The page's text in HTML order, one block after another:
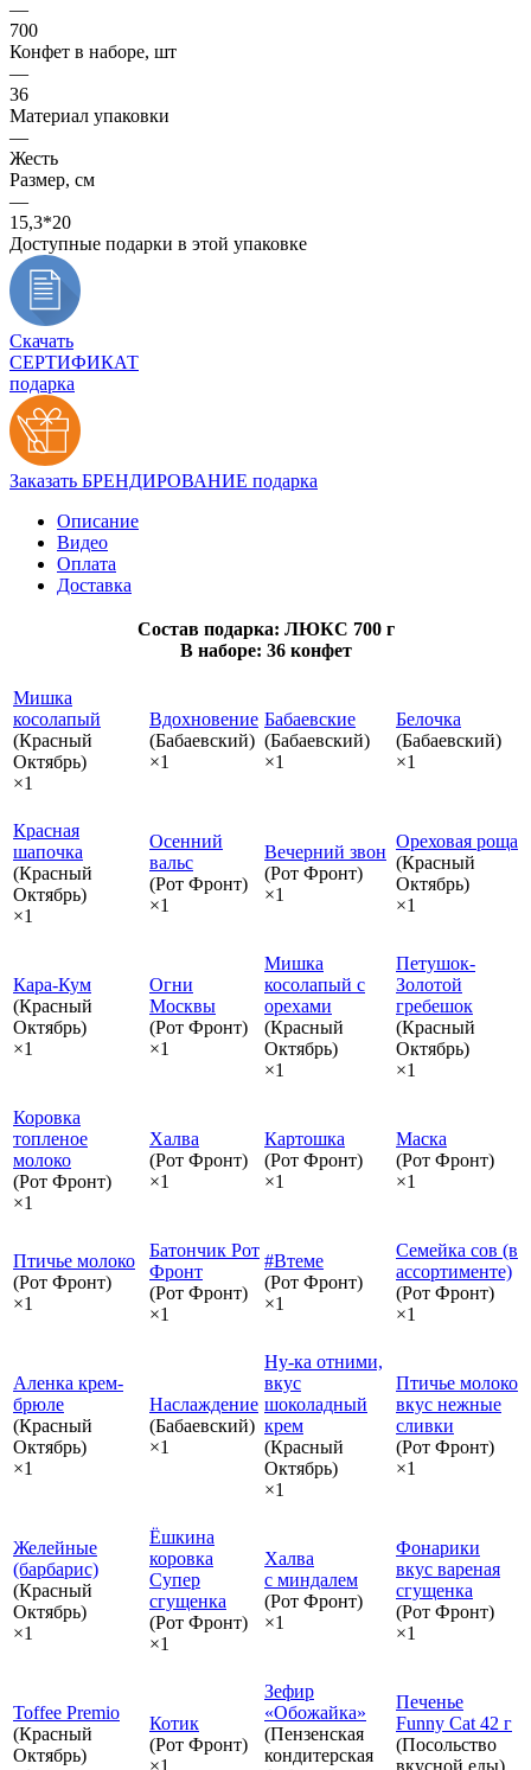
—
700
Конфет в наборе, шт
—
36
Материал упаковки
—
Жесть
Размер, см
—
15,3*20
Доступные подарки в этой упаковке
Скачать
СЕРТИФИКАТ
подарка
Заказать БРЕНДИРОВАНИЕ подарка
Описание
Видео
Оплата
Доставка
Состав подарка: ЛЮКС 700 г
В наборе: 36 конфет
Мишка
косолапый
(Красный
Октябрь)
×1
Вдохновение
(Бабаевский)
×1
Бабаевские
(Бабаевский)
×1
Белочка
(Бабаевский)
×1
Красная
шапочка
(Красный
Октябрь)
×1
Осенний
вальс
(Рот Фронт)
×1
Вечерний звон
(Рот Фронт)
×1
Ореховая роща
(Красный
Октябрь)
×1
Кара-Кум
(Красный
Октябрь)
×1
Огни
Москвы
(Рот Фронт)
×1
Мишка
косолапый с
орехами
(Красный
Октябрь)
×1
Петушок-
Золотой
гребешок
(Красный
Октябрь)
×1
Коровка
топленое
молоко
(Рот Фронт)
×1
Халва
(Рот Фронт)
×1
Картошка
(Рот Фронт)
×1
Маска
(Рот Фронт)
×1
Птичье молоко
(Рот Фронт)
×1
Батончик Рот
Фронт
(Рот Фронт)
×1
#Втеме
(Рот Фронт)
×1
Семейка сов (в
ассортименте)
(Рот Фронт)
×1
Аленка крем-
брюле
(Красный
Октябрь)
×1
Наслаждение
(Бабаевский)
×1
Ну-ка отними,
вкус
шоколадный
крем
(Красный
Октябрь)
×1
Птичье молоко
вкус нежные
сливки
(Рот Фронт)
×1
Желейные
(барбарис)
(Красный
Октябрь)
×1
Ёшкина
коровка
Супер
сгущенка
(Рот Фронт)
×1
Халва
с миндалем
(Рот Фронт)
×1
Фонарики
вкус вареная
сгущенка
(Рот Фронт)
×1
Toffee Premio
(Красный
Октябрь)
Котик
(Рот Фронт)
×1
Зефир
«Обожайка»
(Пензенская
кондитерская
Печенье
Funny Cat 42 г
(Посольство
вкусной еды)